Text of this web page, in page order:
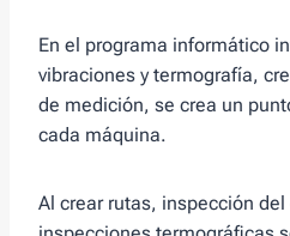
En el programa informático
vibraciones y termografía,
de medición, se crea un
cada máquina.
Al crear rutas, inspección